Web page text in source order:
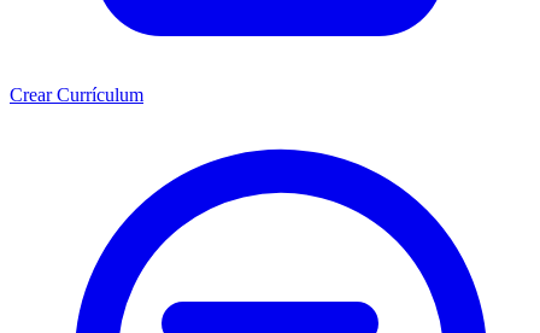
Crear Currículum